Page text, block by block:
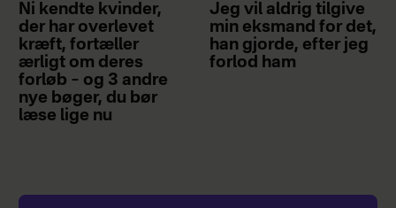
Ni kendte kvinder,
der har overlevet
kræft, fortæller
ærligt om deres
forløb – og 3 andre
nye bøger, du bør
læse lige nu
Jeg vil aldrig tilgive
min eksmand for det,
han gjorde, efter jeg
forlod ham